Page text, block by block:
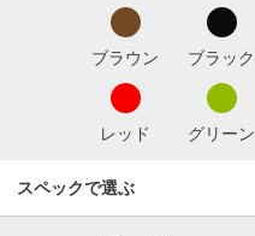
ブラウン ブラック
レッド グリーン
スペックで選ぶ